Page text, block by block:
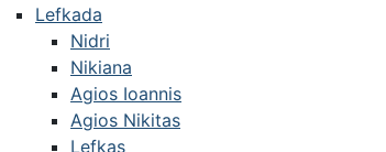
Lefkada
Nidri
Nikiana
Agios Ioannis
Agios Nikitas
Lefkas